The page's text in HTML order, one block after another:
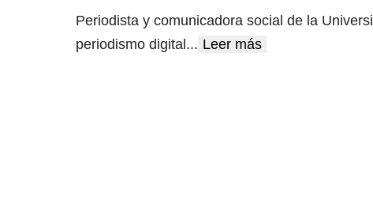
Periodista y comunicadora social de la
periodismo digital... Leer más